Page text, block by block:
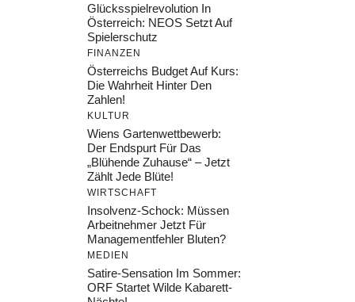
Glücksspielrevolution In
Österreich: NEOS Setzt Auf
Spielerschutz
FINANZEN
Österreichs Budget Auf Kurs:
Die Wahrheit Hinter Den
Zahlen!
KULTUR
Wiens Gartenwettbewerb:
Der Endspurt Für Das
„Blühende Zuhause“ – Jetzt
Zählt Jede Blüte!
WIRTSCHAFT
Insolvenz-Schock: Müssen
Arbeitnehmer Jetzt Für
Managementfehler Bluten?
MEDIEN
Satire-Sensation Im Sommer:
ORF Startet Wilde Kabarett-